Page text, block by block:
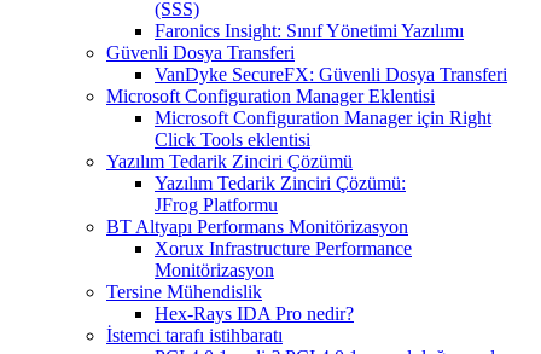
(SSS)
Faronics Insight: Sınıf Yönetimi Yazılımı
Güvenli Dosya Transferi
VanDyke SecureFX: Güvenli Dosya Transferi
Microsoft Configuration Manager Eklentisi
Microsoft Configuration Manager için Right
Click Tools eklentisi
Yazılım Tedarik Zinciri Çözümü
Yazılım Tedarik Zinciri Çözümü:
JFrog Platformu
BT Altyapı Performans Monitörizasyon
Xorux Infrastructure Performance
Monitörizasyon
Tersine Mühendislik
Hex-Rays IDA Pro nedir?
İstemci tarafı istihbaratı